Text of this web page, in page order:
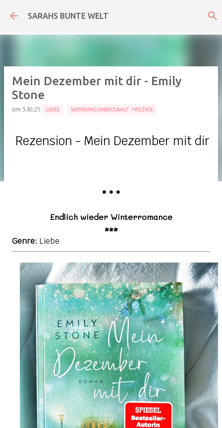
Direkt zum Hauptbereich
SARAHS BUNTE WELT
Mein Dezember mit dir - Emily
Stone
am 5.10.25 LIEBE WERBUNG UNBEZAHLT📍REZIEX
Rezension - Mein Dezember mit dir
• • •
Endlich wieder Winterromance
•••
Genre: Liebe